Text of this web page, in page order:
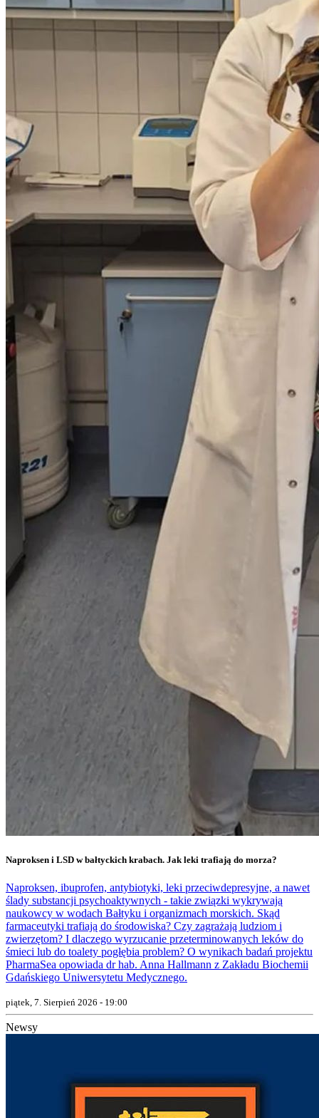
Naproksen i LSD w bałtyckich krabach. Jak leki trafiają do morza?
Naproksen, ibuprofen, antybiotyki, leki przeciwdepresyjne, a nawet
ślady substancji psychoaktywnych - takie związki wykrywają
naukowcy w wodach Bałtyku i organizmach morskich. Skąd
farmaceutyki trafiają do środowiska? Czy zagrażają ludziom i
zwierzętom? I dlaczego wyrzucanie przeterminowanych leków do
śmieci lub do toalety pogłębia problem? O wynikach badań projektu
PharmaSea opowiada dr hab. Anna Hallmann z Zakładu Biochemii
Gdańskiego Uniwersytetu Medycznego.
piątek, 7. Sierpień 2026 - 19:00
Newsy